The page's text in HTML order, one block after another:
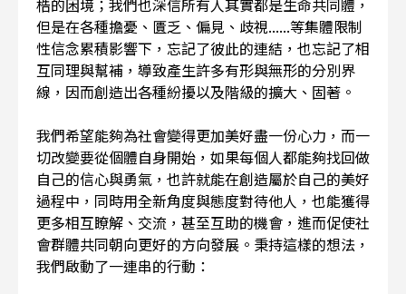
但是在各種擔憂、匱乏、偏見、歧視......等集體限制
性信念累積影響下，忘記了彼此的連結，也忘記了相
互同理與幫補，導致產生許多有形與無形的分別界
線，因而創造出各種紛擾以及階級的擴大、固著。
我們希望能夠為社會變得更加美好盡一份心力，而一
切改變要從個體自身開始，如果每個人都能夠找回做
自己的信心與勇氣，也許就能在創造屬於自己的美好
過程中，同時用全新角度與態度對待他人，也能獲得
更多相互瞭解、交流，甚至互助的機會，進而促使社
會群體共同朝向更好的方向發展。秉持這樣的想法，
我們啟動了一連串的行動：